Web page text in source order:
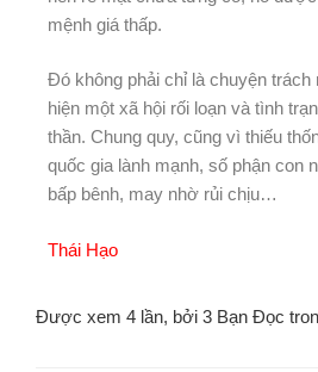
mệnh giá thấp.
Đó không phải chỉ là chuyện trách
hiện một xã hội rối loạn và tình
thần. Chung quy, cũng vì thiếu
quốc gia lành mạnh, số phận con
bấp bênh, may nhờ rủi chịu…
Thái Hạo
Được xem 4 lần, bởi 3 Bạn Đọc